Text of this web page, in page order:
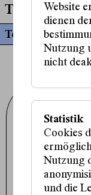
Text in
Termine
1090 Wien
+43 1 317
Presse /
Cookie-
Website
dienen
Nutzung
nicht
Statistik
Cookies
Nutzung
und die